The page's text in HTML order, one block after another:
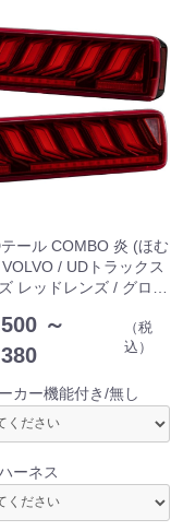
ール COMBO 炎 (ほむ
/ UDトラックス
レッドレンズ / グロス
RG-5
～
（税
込）
カー機能付き/無し
ーネス